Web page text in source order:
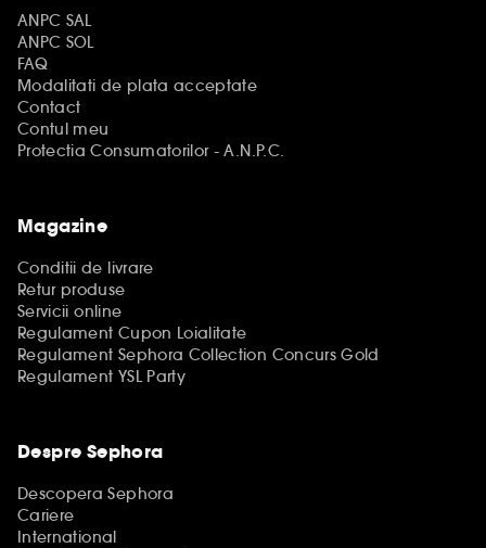
ANPC SAL
ANPC SOL
FAQ
Modalitati de plata acceptate
Contact
Contul meu
Protectia Consumatorilor - A.N.P.C.
Magazine
Conditii de livrare
Retur produse
Servicii online
Regulament Cupon Loialitate
Regulament Sephora Collection Concurs Gold
Regulament YSL Party
Despre Sephora
Descopera Sephora
Cariere
International